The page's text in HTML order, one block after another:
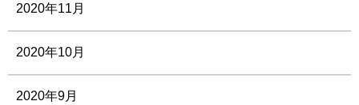
2020年11月
2020年10月
2020年9月